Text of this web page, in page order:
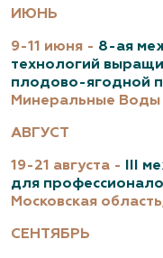
ИЮНЬ
9-11 июня - 8-ая
технологий
плодово-ягодной
Минеральные Воды
АВГУСТ
19-21 августа -
III
для
Московская
СЕНТЯБРЬ